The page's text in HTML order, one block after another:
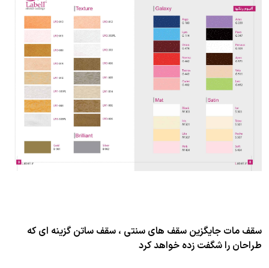
سقف مات جایگزین سقف های سنتی ، سقف ساتن گزینه ای که
طراحان را شگفت زده خواهد کرد